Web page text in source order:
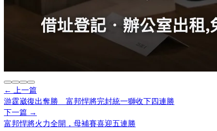
← 上一篇
游霆崴復出奪勝 富邦悍將完封統一獅收下四連勝
下一篇 →
富邦悍將火力全開，母補賽喜迎五連勝